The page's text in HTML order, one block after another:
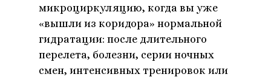
микроциркуляцию, когда вы уже
«вышли из коридора» нормальной
гидратации: после длительного
перелета, болезни, серии ночных
смен, интенсивных тренировок или